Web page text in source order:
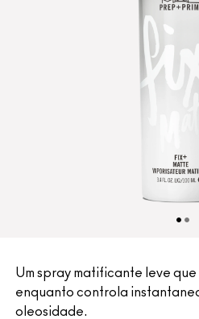
Um spray matificante leve
enquanto controla
oleosidade.